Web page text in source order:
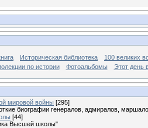
Историческая библиотека
100 великих
по истории
Фотоальбомы Этот день
мировой войны [295]
биографии генералов, адмиралов,
[44]
Высшей школы"